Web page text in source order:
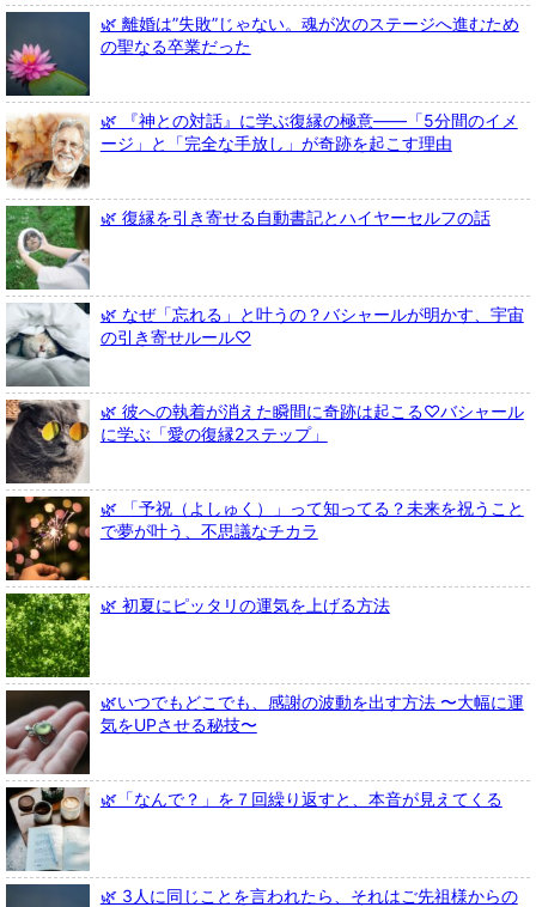
🌿 離婚は”失敗”じゃない。魂が次のステージへ進むため
の聖なる卒業だった
🌿 『神との対話』に学ぶ復縁の極意――「5分間のイメ
ージ」と「完全な手放し」が奇跡を起こす理由
🌿 復縁を引き寄せる自動書記とハイヤーセルフの話
🌿 なぜ「忘れる」と叶うの？バシャールが明かす、宇宙
の引き寄せルール♡
🌿 彼への執着が消えた瞬間に奇跡は起こる♡バシャール
に学ぶ「愛の復縁2ステップ」
🌿 「予祝（よしゅく）」って知ってる？未来を祝うこと
で夢が叶う、不思議なチカラ
🌿 初夏にピッタリの運気を上げる方法
🌿いつでもどこでも、感謝の波動を出す方法 〜大幅に運
気をUPさせる秘技〜
🌿「なんで？」を７回繰り返すと、本音が見えてくる
🌿 3人に同じことを言われたら、それはご先祖様からの